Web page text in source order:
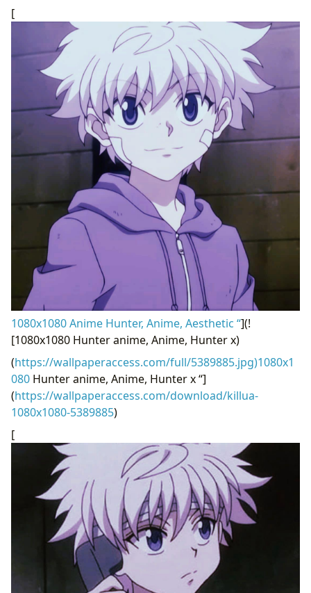
[
1080x1080 Anime Hunter, Anime, Aesthetic “](!
[1080x1080 Hunter anime, Anime, Hunter x)
(https://wallpaperaccess.com/full/5389885.jpg)1080x1
080 Hunter anime, Anime, Hunter x “]
(https://wallpaperaccess.com/download/killua-
1080x1080-5389885)
[